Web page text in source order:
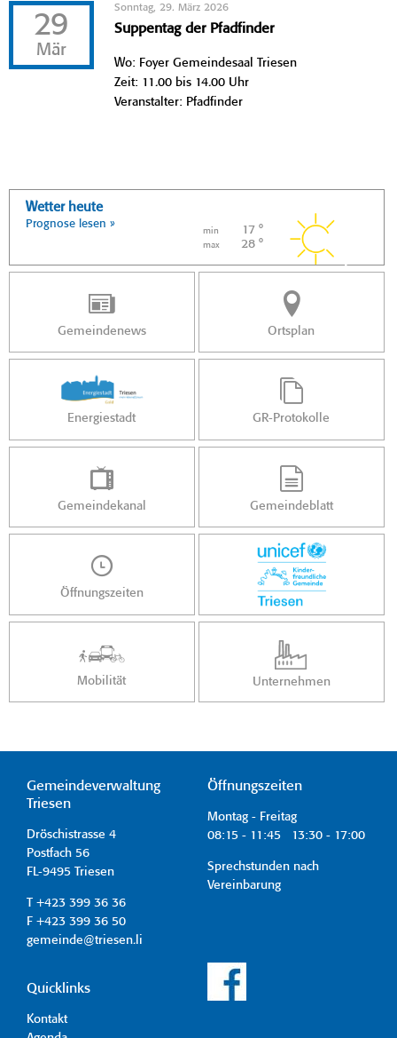
29
Mär
Sonntag, 29. März 2026
Suppentag der Pfadfinder
Wo: Foyer Gemeindesaal Triesen
Zeit: 11.00 bis 14.00 Uhr
Veranstalter: Pfadfinder
Wetter heute
Prognose lesen »
min 17 °
max 28 °
Gemeindenews Ortsplan
Energiestadt GR-Protokolle
Gemeindekanal Gemeindeblatt
Öffnungszeiten
Mobilität Unternehmen
Gemeindeverwaltung
Triesen
Dröschistrasse 4
Postfach 56
FL-9495 Triesen
T +423 399 36 36
F +423 399 36 50
gemeinde@triesen.li
Öffnungszeiten
Montag - Freitag
08:15 - 11:45 13:30 - 17:00
Sprechstunden nach
Vereinbarung
Quicklinks
Kontakt